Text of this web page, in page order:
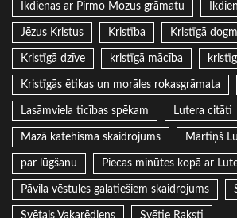
Ikdienas ar Pirmo Mozus grāmatu
Jēzus Kristus Kristība Kristīgā
Kristīgā dzīve kristīgā mācība
Kristīgās ētikas un morāles rokasgrāmata
Lasāmviela ticības spēkam Lutera citāti
Mazā katehisma skaidrojums Mārtiņš
par lūgšanu Piecas minūtes kopā ar
Pāvila vēstules galatiešiem skaidrojums
Svētais Vakarēdiens Svētie Raksti